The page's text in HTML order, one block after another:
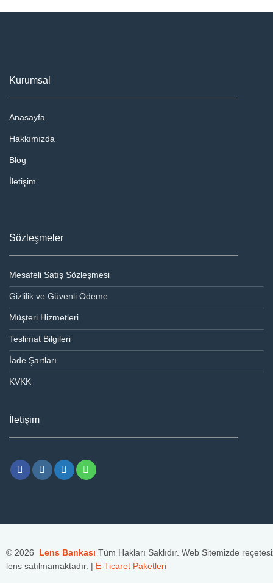
Kurumsal
Anasayfa
Hakkımızda
Blog
İletişim
Sözleşmeler
Mesafeli Satış Sözleşmesi
Gizlilik ve Güvenli Ödeme
Müşteri Hizmetleri
Teslimat Bilgileri
İade Şartları
KVKK
İletişim
© 2026 Lens Bankası Tüm Hakları Saklıdır. Web Sitemizde
lens satılmamaktadır. | E-Ticaret Paketleri